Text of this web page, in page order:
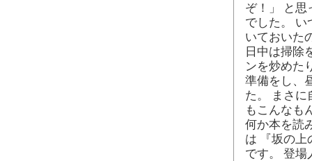
ぞ！」 と思
でした。 い
いておいた
日中は掃除
ンを炒めた
準備をし、
た。 まさ
もこんなも
何か本を読
は 『坂の上
です。 登場